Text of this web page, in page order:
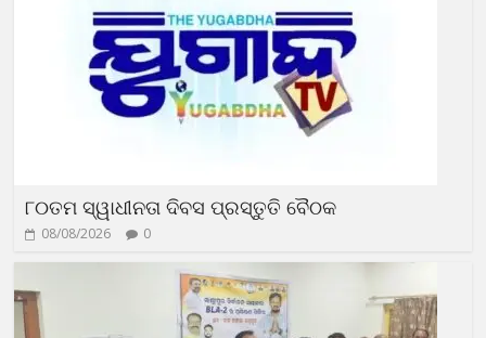
୮୦ତମ ସ୍ୱାଧୀନତା ଦିବସ ପ୍ରସ୍ତୁତି ବୈଠକ
08/08/2026 0